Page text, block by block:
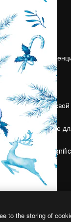
Цены
О нас
Reviews
Вакансии
Поиск
Блог
События
Slidesgo
Продайте свой
контент
Помещение
прессы
Ищете
to the storing of